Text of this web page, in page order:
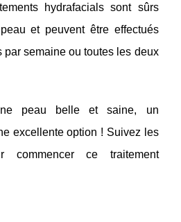
hydrafacials sont sûrs
et peuvent être effectués
semaine ou toutes les deux
peau belle et saine, un
excellente option ! Suivez les
commencer ce traitement